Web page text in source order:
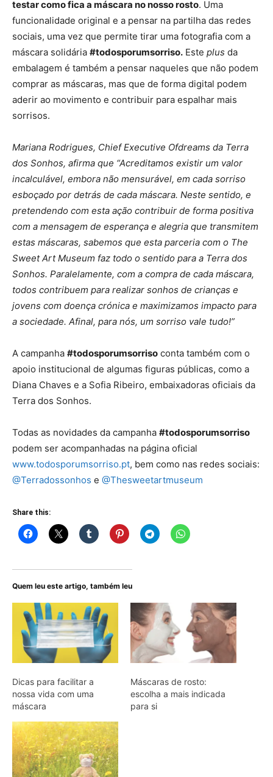
testar como fica a máscara no nosso rosto. Uma
funcionalidade original e a pensar na partilha das redes
sociais, uma vez que permite tirar uma fotografia com a
máscara solidária #todosporumsorriso. Este plus da
embalagem é também a pensar naqueles que não podem
comprar as máscaras, mas que de forma digital podem
aderir ao movimento e contribuir para espalhar mais
sorrisos.
Mariana Rodrigues, Chief Executive Ofdreams da Terra
dos Sonhos, afirma que “Acreditamos existir um valor
incalculável, embora não mensurável, em cada sorriso
esboçado por detrás de cada máscara. Neste sentido, e
pretendendo com esta ação contribuir de forma positiva
com a mensagem de esperança e alegria que transmitem
estas máscaras, sabemos que esta parceria com o The
Sweet Art Museum faz todo o sentido para a Terra dos
Sonhos. Paralelamente, com a compra de cada máscara,
todos contribuem para realizar sonhos de crianças e
jovens com doença crónica e maximizamos impacto para
a sociedade. Afinal, para nós, um sorriso vale tudo!”
A campanha #todosporumsorriso conta também com o
apoio institucional de algumas figuras públicas, como a
Diana Chaves e a Sofia Ribeiro, embaixadoras oficiais da
Terra dos Sonhos.
Todas as novidades da campanha #todosporumsorriso
podem ser acompanhadas na página oficial
www.todosporumsorriso.pt, bem como nas redes sociais:
@Terradossonhos e @Thesweetartmuseum
Share this:
Quem leu este artigo, também leu
Dicas para facilitar a
nossa vida com uma
máscara
Máscaras de rosto:
escolha a mais indicada
para si